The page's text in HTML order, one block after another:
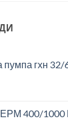
пумпа гхн 32/
400/1000